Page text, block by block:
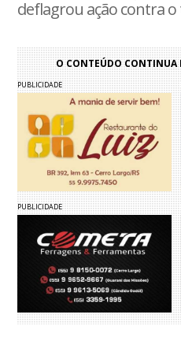
deflagrou ação contra
O CONTEÚDO CONTINUA
PUBLICIDADE
PUBLICIDADE